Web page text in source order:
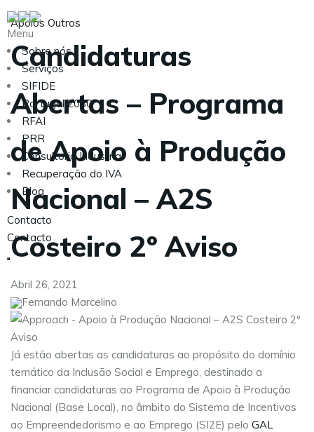
Menu
Sobre nós
Serviços
SIFIDE
Portugal 2030
RFAI
PRR
Consultoria Industrial
Recuperação do IVA
Blog
Contacto
Contacto
Apoios Outros
Candidaturas
Abertas – Programa
de Apoio à Produção
Nacional – A2S
Costeiro 2º Aviso
Abril 26, 2021
Fernando Marcelino
Já estão abertas as candidaturas ao propósito do domínio
temático da Inclusão Social e Emprego, destinado a
financiar candidaturas ao Programa de Apoio à Produção
Nacional (Base Local), no âmbito do Sistema de Incentivos
ao Empreendedorismo e ao Emprego (SI2E) pelo GAL